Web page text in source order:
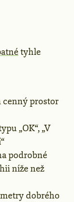
tyhle
cenný prostor
„OK“, „V
podrobné
níže než
dobrého